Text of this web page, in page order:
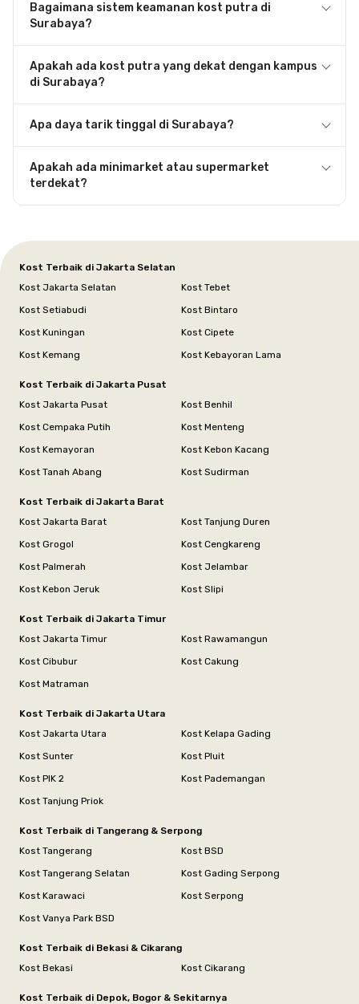
Bagaimana sistem keamanan kost putra di
Surabaya?
Apakah ada kost putra yang dekat dengan kampus
di Surabaya?
Apa daya tarik tinggal di Surabaya?
Apakah ada minimarket atau supermarket
terdekat?
Kost Terbaik di Jakarta Selatan
Kost Jakarta Selatan
Kost Tebet
Kost Setiabudi
Kost Bintaro
Kost Kuningan
Kost Cipete
Kost Kemang
Kost Kebayoran Lama
Kost Terbaik di Jakarta Pusat
Kost Jakarta Pusat
Kost Benhil
Kost Cempaka Putih
Kost Menteng
Kost Kemayoran
Kost Kebon Kacang
Kost Tanah Abang
Kost Sudirman
Kost Terbaik di Jakarta Barat
Kost Jakarta Barat
Kost Tanjung Duren
Kost Grogol
Kost Cengkareng
Kost Palmerah
Kost Jelambar
Kost Kebon Jeruk
Kost Slipi
Kost Terbaik di Jakarta Timur
Kost Jakarta Timur
Kost Rawamangun
Kost Cibubur
Kost Cakung
Kost Matraman
Kost Terbaik di Jakarta Utara
Kost Jakarta Utara
Kost Kelapa Gading
Kost Sunter
Kost Pluit
Kost PIK 2
Kost Pademangan
Kost Tanjung Priok
Kost Terbaik di Tangerang & Serpong
Kost Tangerang
Kost BSD
Kost Tangerang Selatan
Kost Gading Serpong
Kost Karawaci
Kost Serpong
Kost Vanya Park BSD
Kost Terbaik di Bekasi & Cikarang
Kost Bekasi
Kost Cikarang
Kost Terbaik di Depok, Bogor & Sekitarnya